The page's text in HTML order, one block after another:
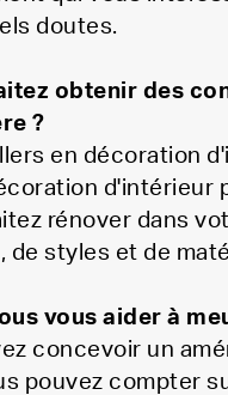
doutes.
obtenir des
?
en décoration
d'intérieur
rénover dans
de styles et de
vous aider à
concevoir un
pouvez compter